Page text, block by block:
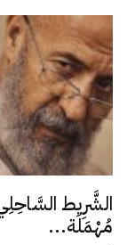
الشَّرِيط
مُهْمَلَة...